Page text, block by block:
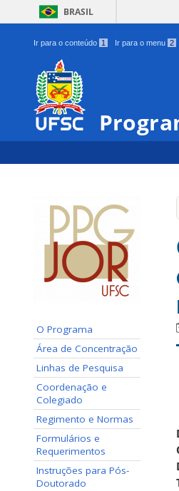
BRASIL
Ir para o conteúdo 1 Ir para o menu 2
O Programa
Área de Concentração
Linhas de Pesquisa
Coordenação e
Colegiado
Regimento e Normas
Formulários e
Requerimentos
Instruções para Pós-
Doutorado